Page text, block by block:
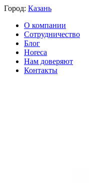
Город: Казань
О компании
Сотрудничество
Блог
Horeca
Нам доверяют
Контакты